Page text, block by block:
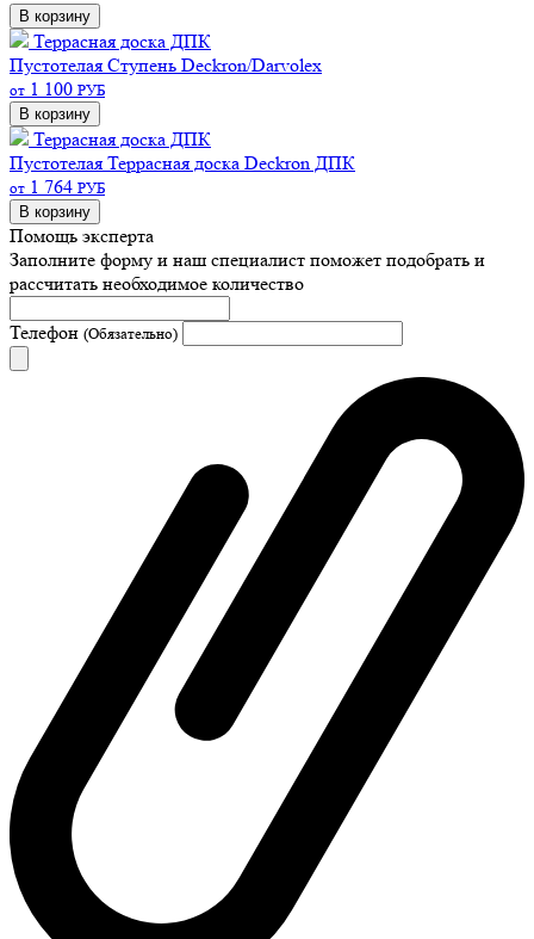
В корзину
Террасная доска ДПК
Пустотелая Ступень Deckron/Darvolex
от 1 100 РУБ
В корзину
Террасная доска ДПК
Пустотелая Террасная доска Deckron ДПК
от 1 764 РУБ
В корзину
Помощь эксперта
Заполните форму и наш специалист поможет подобрать и
рассчитать необходимое количество
Телефон (Обязательно)